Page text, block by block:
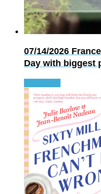
07/14/2026
Day with biggest